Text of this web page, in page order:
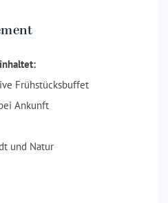
Frühstücksbuffet
Ankunft
und Natur